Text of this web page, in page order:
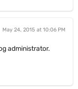
May 24, 2015 at 10:06 PM
administrator.